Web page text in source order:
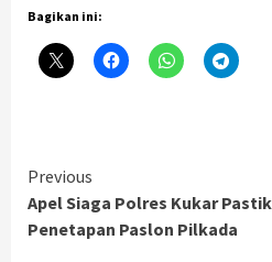
Bagikan ini:
Continue
Reading
Previous
Apel Siaga Polres Kukar
Penetapan Paslon Pilkada